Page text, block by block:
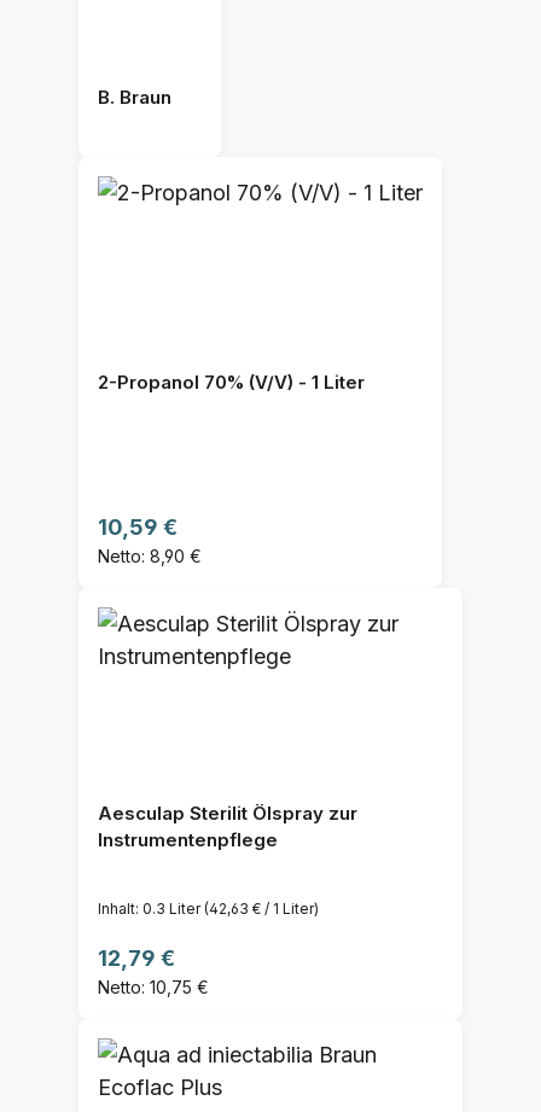
B. Braun
2-Propanol 70% (V/V) - 1 Liter
Regulärer Preis:
10,59 €
Netto: 8,90 €
Aesculap Sterilit Ölspray zur
Instrumentenpflege
Inhalt: 0.3 Liter(42,63 € / 1 Liter)
Regulärer Preis:
12,79 €
Netto: 10,75 €